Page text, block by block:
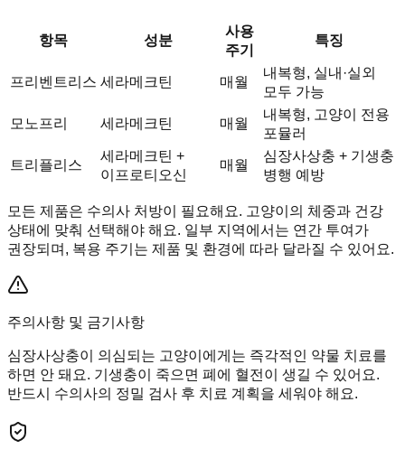
항목 성분
사용
주기
특징
프리벤트리스 세라메크틴 매월
내복형, 실내·실외
모두 가능
모노프리 세라메크틴 매월
내복형, 고양이 전용
포뮬러
트리플리스
세라메크틴 +
이프로티오신
매월
심장사상충 + 기생충
병행 예방
모든 제품은 수의사 처방이 필요해요. 고양이의 체중과 건강
상태에 맞춰 선택해야 해요. 일부 지역에서는 연간 투여가
권장되며, 복용 주기는 제품 및 환경에 따라 달라질 수 있어요.
주의사항 및 금기사항
심장사상충이 의심되는 고양이에게는 즉각적인 약물 치료를
하면 안 돼요. 기생충이 죽으면 폐에 혈전이 생길 수 있어요.
반드시 수의사의 정밀 검사 후 치료 계획을 세워야 해요.